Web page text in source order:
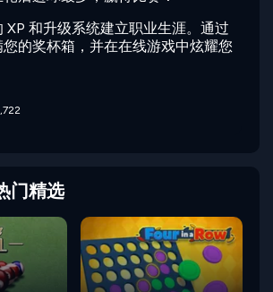
XP 和升级系统建立职业生涯。通过
的奖杯箱，并在在线游戏中炫耀您
门精选